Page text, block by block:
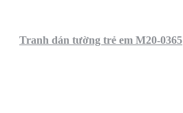
Tranh dán tường trẻ em M20-0365